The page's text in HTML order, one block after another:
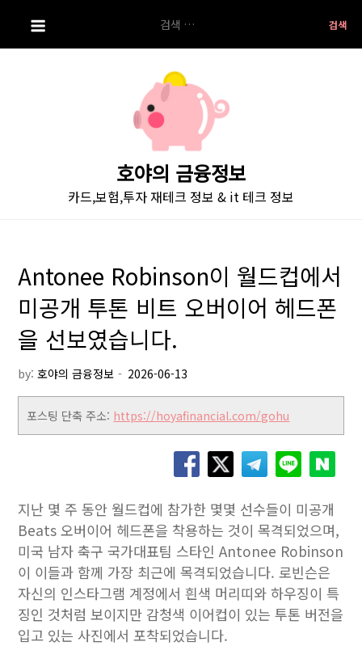
i
색:
호야의 금융정보
카드,보험,투자 재테크 정보 & it 테크 정보
Antonee Robinson이 월드컵에서
미공개 투톤 비트 오버이어 헤드폰
을 선보였습니다.
by:호야의 금융정보
포스팅 단축 주소: https://hoyafinancial.com/gohu
지난 몇 주 동안 월드컵에 참가한 몇몇 선수들이 미공개
Beats 오버이어 헤드폰을 착용하는 것이 목격되었으며,
미국 남자 축구 국가대표팀 스타인 Antonee Robinson
이 이들과 함께 가장 최근에 목격되었습니다. 로빈슨은
자신의 인스타그램 계정에서 흰색 머리띠와 하우징이 특
징인 것처럼 보이지만 감청색 이어컵이 있는 투톤 버전을
입고 있는 사진에서 포착되었습니다.